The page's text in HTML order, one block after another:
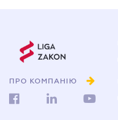
ПРО КОМПАНІЮ